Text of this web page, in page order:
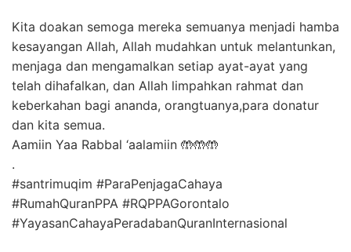
Kita doakan semoga mereka semuanya menjadi hamba
kesayangan Allah, Allah mudahkan untuk melantunkan,
menjaga dan mengamalkan setiap ayat-ayat yang
telah dihafalkan, dan Allah limpahkan rahmat dan
keberkahan bagi ananda, orangtuanya,para donatur
dan kita semua.
Aamiin Yaa Rabbal ‘aalamiin 🤲🤲🤲
.
#santrimuqim #ParaPenjagaCahaya
#RumahQuranPPA #RQPPAGorontalo
#YayasanCahayaPeradabanQuranInternasional